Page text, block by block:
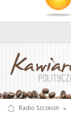
Radio Szczecin »